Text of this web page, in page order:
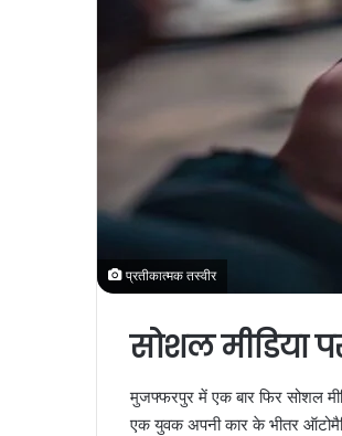
प्रतीकात्मक तस्वीर
सोशल मीडिया
मुजफ्फरपुर में एक बार फिर सोशल
एक युवक अपनी कार के भीतर